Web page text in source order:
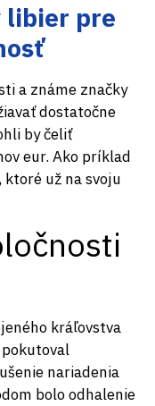
libier pre
a známe značky
dostatočne
by čeliť
eur. Ako príklad
ktoré už na svoju
kráľovstva
nariadenia
bolo odhalenie